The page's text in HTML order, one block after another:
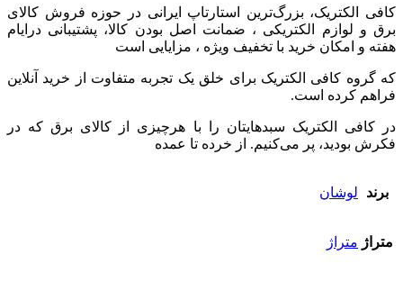
کافی الکتریک، بزرگ‌ترین استارتاپ ایرانی در حوزه فروش کالای
برق و لوازم الکتریکی ،‌ ضمانت اصل بودن کالا، پشتیبانی درایام
هفته و امکان خرید با تخفیف ویژه ، مزایایی است
که گروه کافی الکتریک برای خلق یک تجربه متفاوت از خرید آنلاین
فراهم کرده است.
در کافی الکتریک سبدهایتان را با هرچیزی از کالای برق که در
فکرش بودید، پر می‌کنیم. از خرده تا عمده
برند لوشان
متراژ متراژ